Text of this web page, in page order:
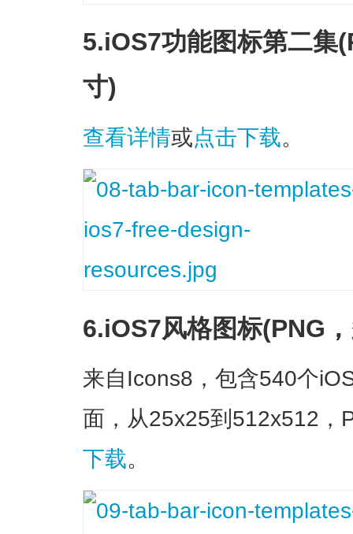
5.iOS7功能图标第二集
寸)
查看详情或点击下载。
6.iOS7风格图标(PNG
来自Icons8，包含540个
面，从25x25到512x512，
下载。